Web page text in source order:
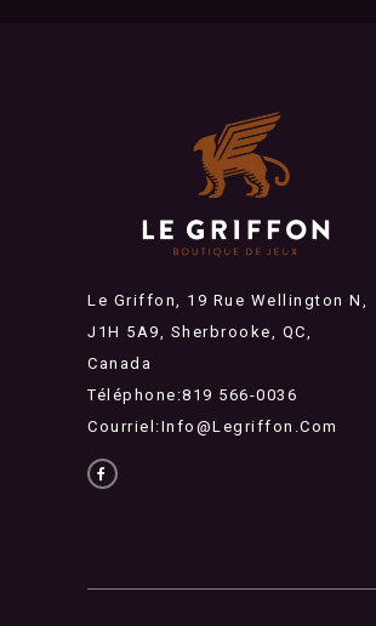
Le Griffon, 19 Rue Wellington N,
J1H 5A9, Sherbrooke, QC,
Canada
Téléphone:819 566-0036
Courriel:Info@legriffon.com